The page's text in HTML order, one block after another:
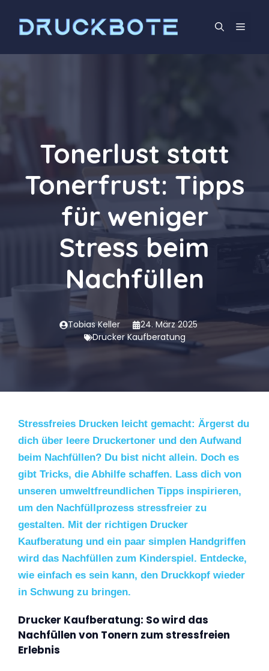
Inhalt
springen
Tonerlust statt
Tonerfrust: Tipps
für weniger
Stress beim
Nachfüllen
Tobias Keller
24. März 2025
Drucker Kaufberatung
Stressfreies Drucken leicht gemacht: Ärgerst du
dich über leere Druckertoner und den Aufwand
beim Nachfüllen? Du bist nicht allein. Doch es
gibt Tricks, die Abhilfe schaffen. Lass dich von
unseren umweltfreundlichen Tipps inspirieren,
um den Nachfüllprozess stressfreier zu
gestalten. Mit der richtigen Drucker
Kaufberatung und ein paar simplen Handgriffen
wird das Nachfüllen zum Kinderspiel. Entdecke,
wie einfach es sein kann, den Druckkopf wieder
in Schwung zu bringen.
Drucker Kaufberatung: So wird das
Nachfüllen von Tonern zum stressfreien
Erlebnis